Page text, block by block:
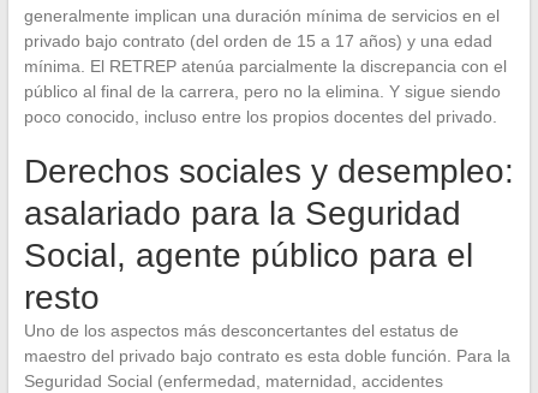
generalmente implican una duración mínima de servicios en el
privado bajo contrato (del orden de 15 a 17 años) y una edad
mínima. El RETREP atenúa parcialmente la discrepancia con el
público al final de la carrera, pero no la elimina. Y sigue siendo
poco conocido, incluso entre los propios docentes del privado.
Derechos sociales y desempleo:
asalariado para la Seguridad
Social, agente público para el
resto
Uno de los aspectos más desconcertantes del estatus de
maestro del privado bajo contrato es esta doble función. Para la
Seguridad Social (enfermedad, maternidad, accidentes